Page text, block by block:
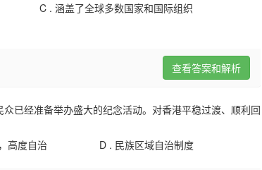
C . 涵盖了全球多数国家和国际组织
查看答案和解析
已经准备举办盛大的纪念活动。对香港平稳过渡、顺利回
高度自治 D . 民族区域自治制度